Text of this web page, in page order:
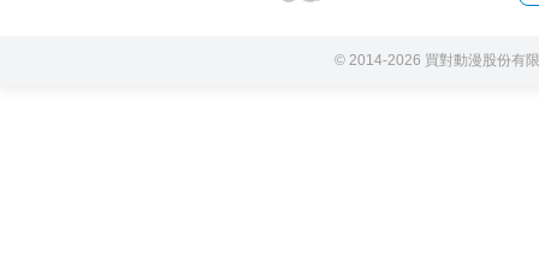
© 2014-2026 買對動漫股份有